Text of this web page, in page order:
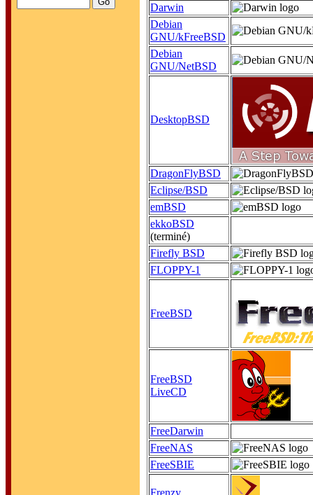
Darwin
Debian
GNU/kFreeBSD
Debian
GNU/NetBSD
DesktopBSD
DragonFlyBSD
Eclipse/BSD
emBSD
ekkoBSD
(terminé)
Firefly BSD
FLOPPY-1
FreeBSD
FreeBSD
LiveCD
FreeDarwin
FreeNAS
FreeSBIE
Frenzy